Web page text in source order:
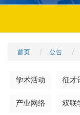
首页 公告
学术活动 征才
产业网络 双联